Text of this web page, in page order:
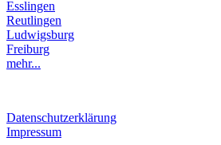
Esslingen
Reutlingen
Ludwigsburg
Freiburg
mehr...
Datenschutzerklärung
Impressum